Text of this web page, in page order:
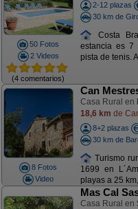
50 Fotos
2 Videos
(4 comentarios)
2-12 plazas
30 km de
Costa
estancia es 7
pista de tenis.
8 Fotos
Video
Can
Casa Rural en
18,6 km de
8+2 plazas
30 km de
Turismo
1699 en
playas a 25
Mas Cal
Casa Rural en